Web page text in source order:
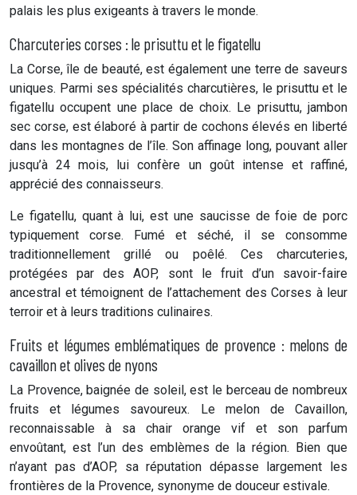
palais les plus exigeants à travers le monde.
Charcuteries corses : le prisuttu et le figatellu
La Corse, île de beauté, est également une terre de saveurs
uniques. Parmi ses spécialités charcutières, le prisuttu et le
figatellu occupent une place de choix. Le prisuttu, jambon
sec corse, est élaboré à partir de cochons élevés en liberté
dans les montagnes de l’île. Son affinage long, pouvant aller
jusqu’à 24 mois, lui confère un goût intense et raffiné,
apprécié des connaisseurs.
Le figatellu, quant à lui, est une saucisse de foie de porc
typiquement corse. Fumé et séché, il se consomme
traditionnellement grillé ou poêlé. Ces charcuteries,
protégées par des AOP, sont le fruit d’un savoir-faire
ancestral et témoignent de l’attachement des Corses à leur
terroir et à leurs traditions culinaires.
Fruits et légumes emblématiques de provence : melons de
cavaillon et olives de nyons
La Provence, baignée de soleil, est le berceau de nombreux
fruits et légumes savoureux. Le melon de Cavaillon,
reconnaissable à sa chair orange vif et son parfum
envoûtant, est l’un des emblèmes de la région. Bien que
n’ayant pas d’AOP, sa réputation dépasse largement les
frontières de la Provence, synonyme de douceur estivale.